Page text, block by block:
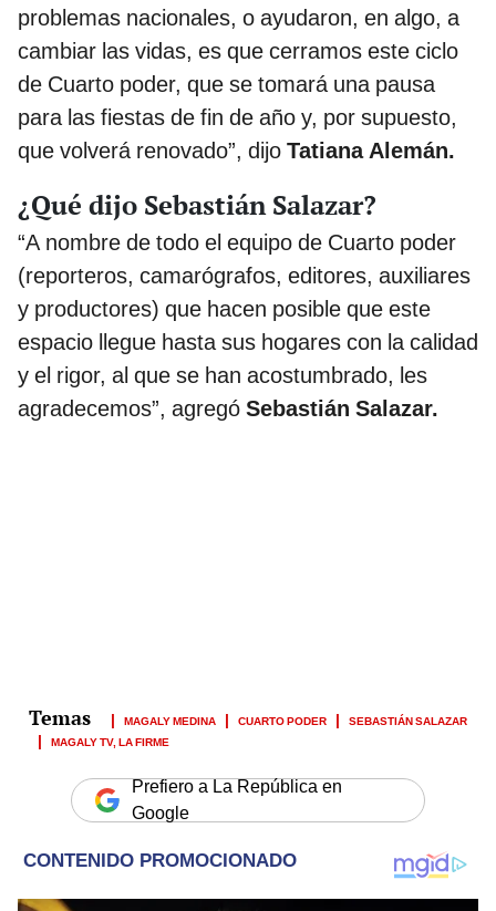
problemas nacionales, o ayudaron, en algo, a
cambiar las vidas, es que cerramos este ciclo
de Cuarto poder, que se tomará una pausa
para las fiestas de fin de año y, por supuesto,
que volverá renovado”, dijo Tatiana Alemán.
¿Qué dijo Sebastián Salazar?
“A nombre de todo el equipo de Cuarto poder
(reporteros, camarógrafos, editores, auxiliares
y productores) que hacen posible que este
espacio llegue hasta sus hogares con la calidad
y el rigor, al que se han acostumbrado, les
agradecemos”, agregó Sebastián Salazar.
MAGALY MEDINA CUARTO PODER
SEBASTIÁN SALAZAR
MAGALY TV, LA FIRME
Prefiero a La República en
Google